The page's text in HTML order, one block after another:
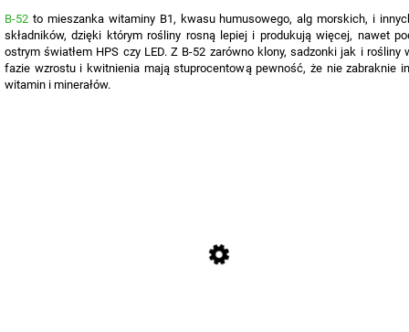
B-52 to mieszanka witaminy B1, kwasu humusowego, alg morskich, i
składników, dzięki którym rośliny rosną lepiej i produkują więcej, nawet
ostrym światłem HPS czy LED. Z B-52 zarówno klony, sadzonki jak i rośliny
fazie wzrostu i kwitnienia mają stuprocentową pewność, że nie zabraknie
witamin i minerałów.